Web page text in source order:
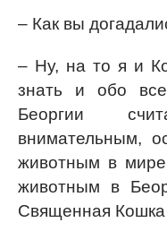
– Как вы
– Ну, на то я и
знать и обо
Беоргии
внимательным,
животным в
животным в
Священная